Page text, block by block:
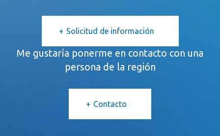
Solicitud de información
Me gustaría ponerme en contacto con una
persona de la región
Contacto